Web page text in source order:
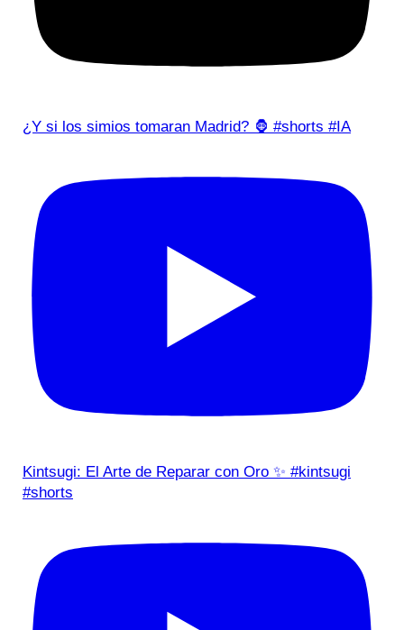
¿Y si los simios tomaran Madrid? 🦍 #shorts #IA
Kintsugi: El Arte de Reparar con Oro ✨ #kintsugi
#shorts